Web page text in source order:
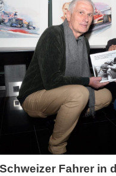
Fahrer in
Essai –